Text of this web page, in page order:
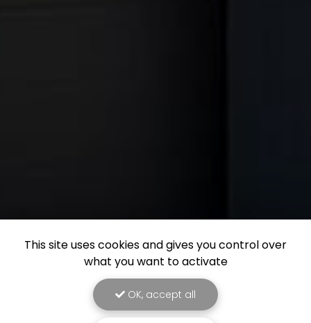
This site uses cookies and gives you control over
what you want to activate
OK, accept all